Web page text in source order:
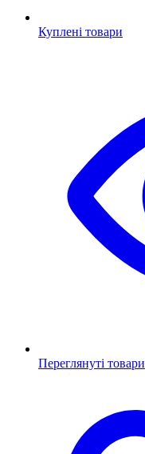
Куплені товари
Переглянуті товари